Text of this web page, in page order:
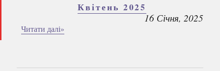
Квітень 2025
16 Січня, 2025
Читати далі»